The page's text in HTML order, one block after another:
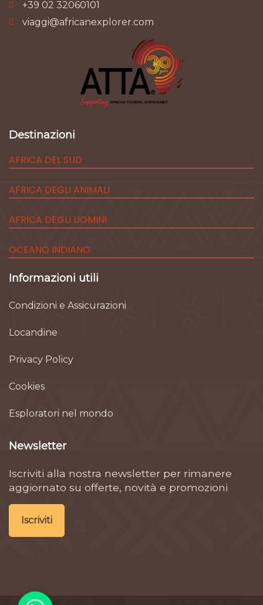
+39 02 32060101
viaggi@africanexplorer.com
Destinazioni
AFRICA DEL SUD
AFRICA DEGLI ANIMALI
AFRICA DEGLI UOMINI
OCEANO INDIANO
Informazioni utili
Condizioni e Assicurazioni
Locandine
Privacy Policy
Cookies
Esploratori nel mondo
Newsletter
Iscriviti alla nostra newsletter per rimanere
aggiornato su offerte, novità e promozioni
Iscriviti